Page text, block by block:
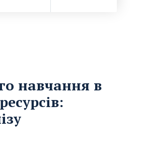
навчання в